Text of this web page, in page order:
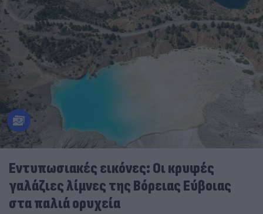
Εντυπωσιακές εικόνες: Οι κρυφές
γαλάζιες λίμνες της Βόρειας Εύβοιας
στα παλιά ορυχεία